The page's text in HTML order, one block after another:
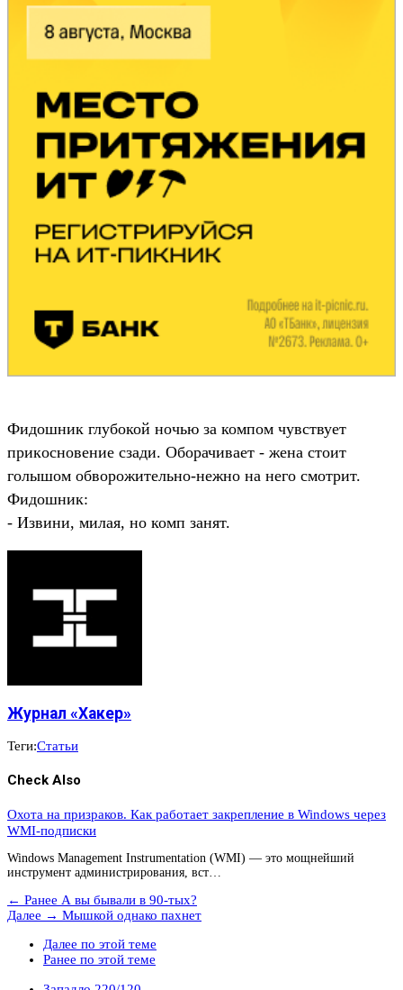
Фидошник глубокой ночью за компом чувствует
прикoсновение сзади. Оборачивает - жена стоит
голышом обворожительно-нежно на него смотрит.
Фидошник:
- Извини, милая, но комп занят.
Журнал «Хакер»
Теги:Статьи
Check Also
Охота на призраков. Как работает закрепление в Windows через
WMI-подписки
Windows Management Instrumentation (WMI) — это мощнейший
инструмент администрирования, вст…
← Ранее А вы бывали в 90-тых?
Далее → Мышкой однако пахнет
Далее по этой теме
Ранее по этой теме